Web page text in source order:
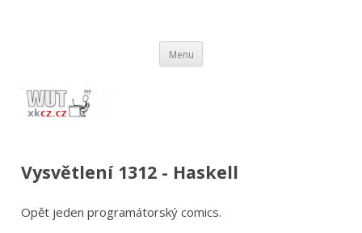
Menu
Vysvětlení 1312 - Haskell
Opět jeden programátorský comics.